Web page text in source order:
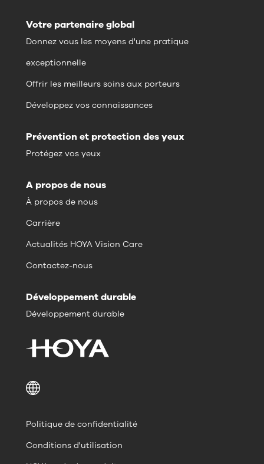
Votre partenaire global
Donnez vous les moyens d'une pratique
exceptionnelle
Offrir les meilleurs soins aux porteurs
Développez vos connaissances
Prévention et protection des yeux
Protégez vos yeux
A propos de nous
À propos de nous
Carrière
Actualités HOYA Vision Care
Contactez-nous
Développement durable
Développement durable
Politique de confidentialité
Conditions d'utilisation